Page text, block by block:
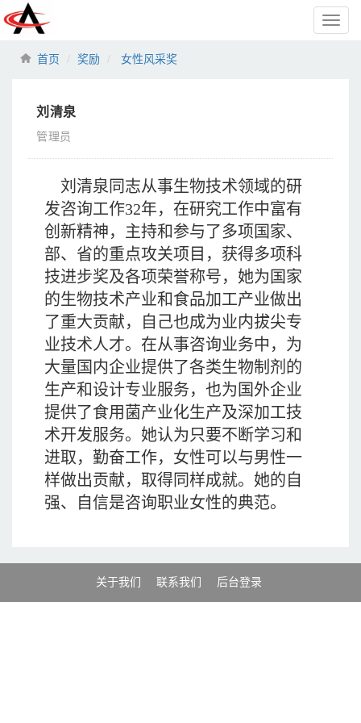
Toggle
首页
奖励 女性风采奖
刘清泉
管理员
刘清泉同志从事生物技术领域的研
发咨询工作32年，在研究工作中富有
创新精神，主持和参与了多项国家、
部、省的重点攻关项目，获得多项科
技进步奖及各项荣誉称号，她为国家
的生物技术产业和食品加工产业做出
了重大贡献，自己也成为业内拔尖专
业技术人才。在从事咨询业务中，为
大量国内企业提供了各类生物制剂的
生产和设计专业服务，也为国外企业
提供了食用菌产业化生产及深加工技
术开发服务。她认为只要不断学习和
进取，勤奋工作，女性可以与男性一
样做出贡献，取得同样成就。她的自
强、自信是咨询职业女性的典范。
关于我们 联系我们 后台登录